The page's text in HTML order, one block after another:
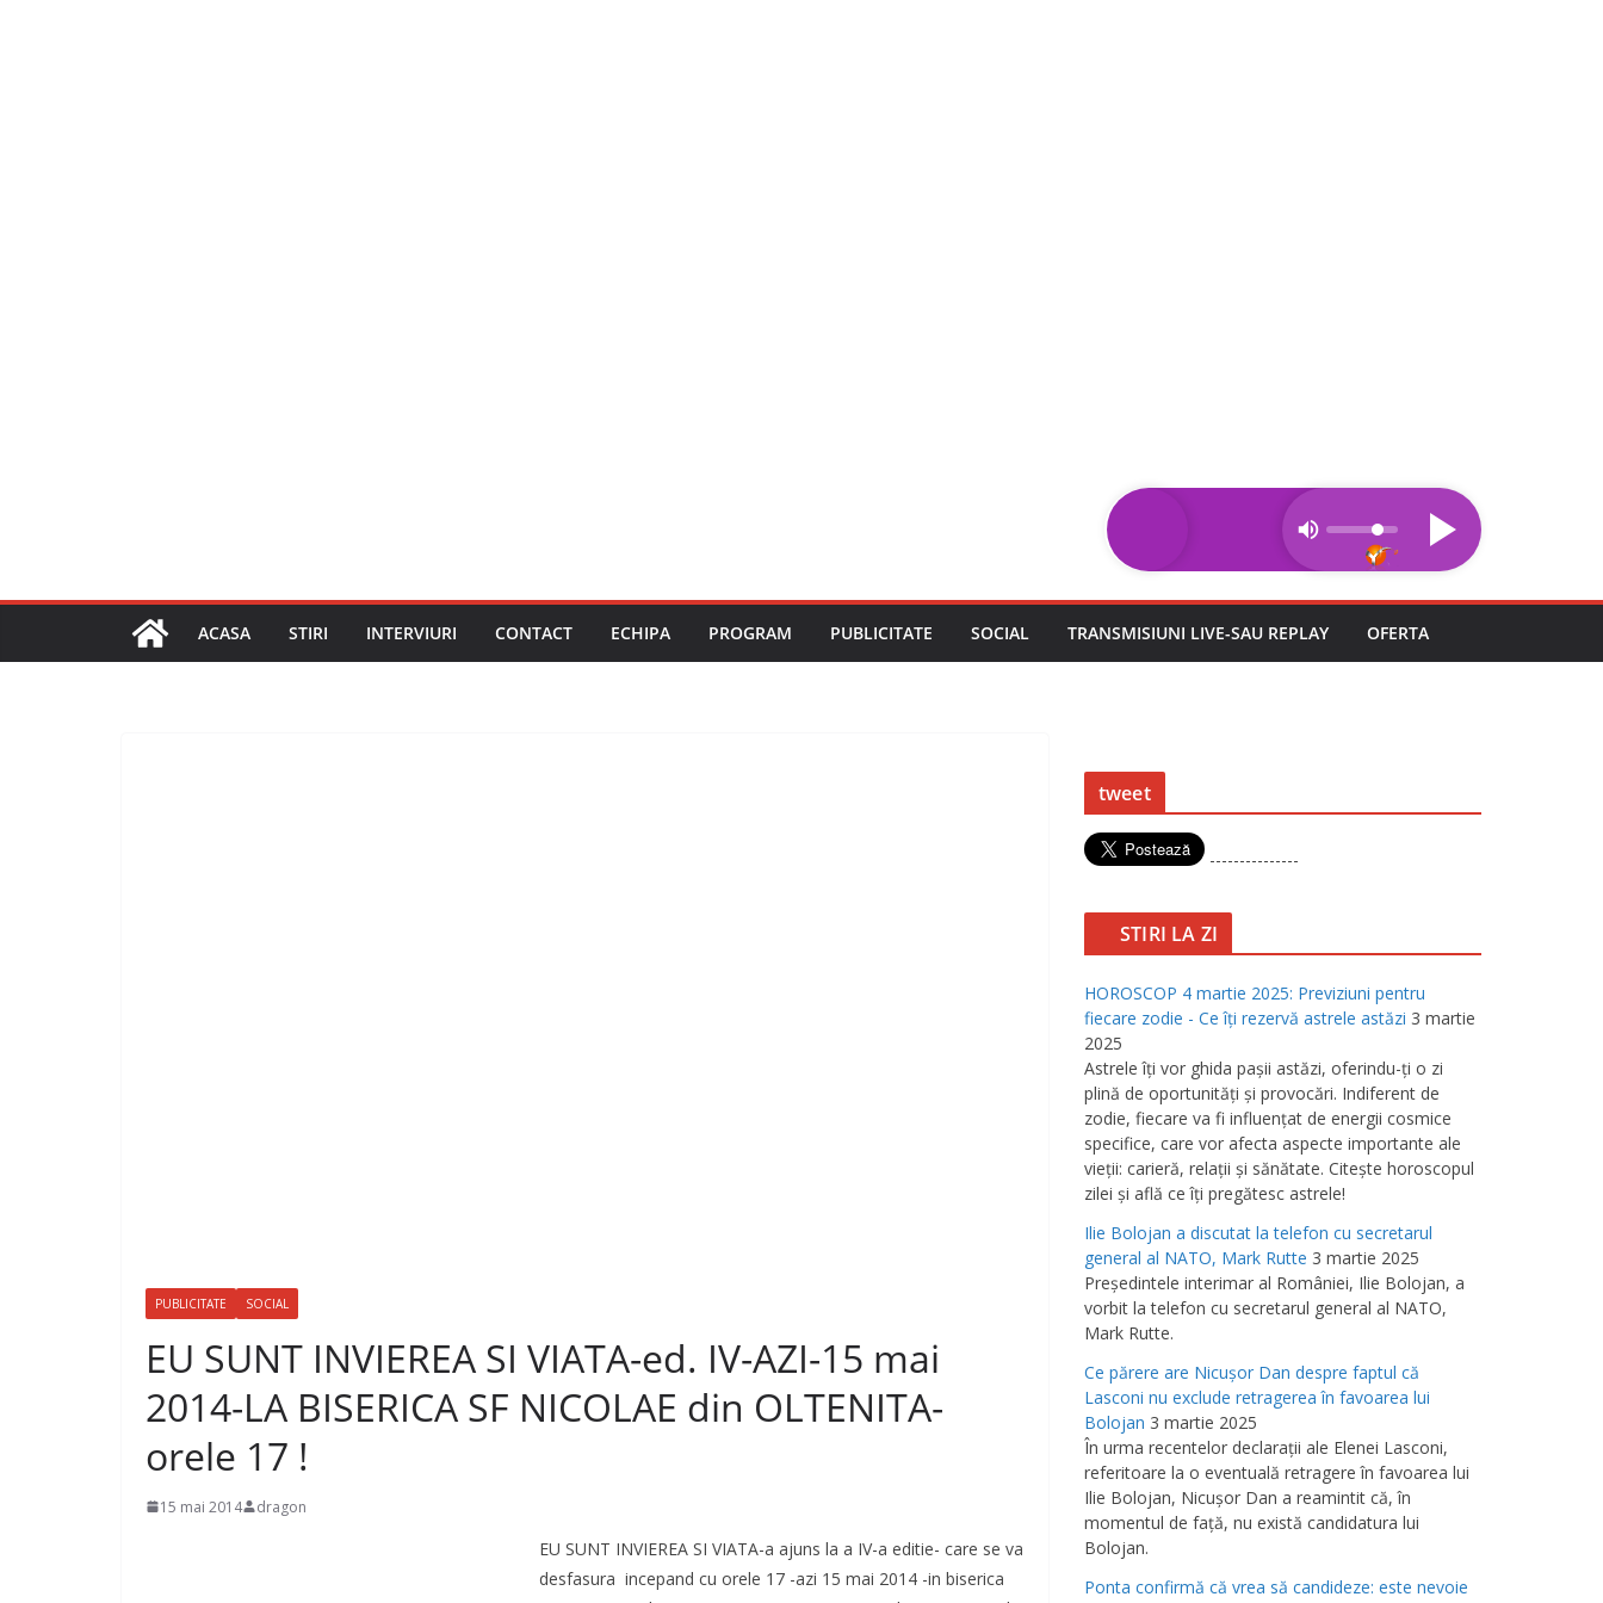
ACASA STIRI INTERVIURI CONTACT ECHIPA PROGRAM PUBLICITATE SOCIAL TRANSMISIUNI LIVE-SAU REPLAY OFERTA
PUBLICITATE SOCIAL
EU SUNT INVIEREA SI VIATA-ed. IV-AZI-15 mai
2014-LA BISERICA SF NICOLAE din OLTENITA-
orele 17 !
15 mai 2014 dragon
EU SUNT INVIEREA SI VIATA-a ajuns la a IV-a editie- care se va
desfasura incepand cu orele 17 -azi 15 mai 2014 -in biserica
tweet
---------------
STIRI LA ZI
HOROSCOP 4 martie 2025: Previziuni pentru
fiecare zodie - Ce îţi rezervă astrele astăzi 3 martie
2025
Astrele îţi vor ghida paşii astăzi, oferindu-ţi o zi
plină de oportunităţi şi provocări. Indiferent de
zodie, fiecare va fi influenţat de energii cosmice
specifice, care vor afecta aspecte importante ale
vieţii: carieră, relaţii şi sănătate. Citeşte horoscopul
zilei şi află ce îţi pregătesc astrele!
Ilie Bolojan a discutat la telefon cu secretarul
general al NATO, Mark Rutte 3 martie 2025
Preşedintele interimar al României, Ilie Bolojan, a
vorbit la telefon cu secretarul general al NATO,
Mark Rutte.
Ce părere are Nicuşor Dan despre faptul că
Lasconi nu exclude retragerea în favoarea lui
Bolojan 3 martie 2025
În urma recentelor declaraţii ale Elenei Lasconi,
referitoare la o eventuală retragere în favoarea lui
Ilie Bolojan, Nicuşor Dan a reamintit că, în
momentul de faţă, nu există candidatura lui
Bolojan.
Ponta confirmă că vrea să candideze: este nevoie